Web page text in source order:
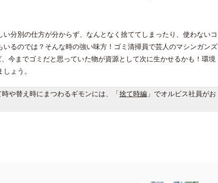
分別の仕方が分からず、なんとなく捨ててしまったり、使わないコ
るのでは？そんな時の強い味方！ゴミ清掃員で芸人のマシンガンズ
今までゴミだと思っていた物が資源として次に生かせるかも！環境
ょう。
や替え時にまつわるギモンには、「捨て時編 」でオルビス社員がお